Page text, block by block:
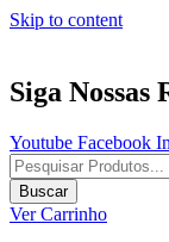
Skip to content
Siga Nossas
Youtube Facebook
Pesquisar
produtos
Buscar
Ver Carrinho